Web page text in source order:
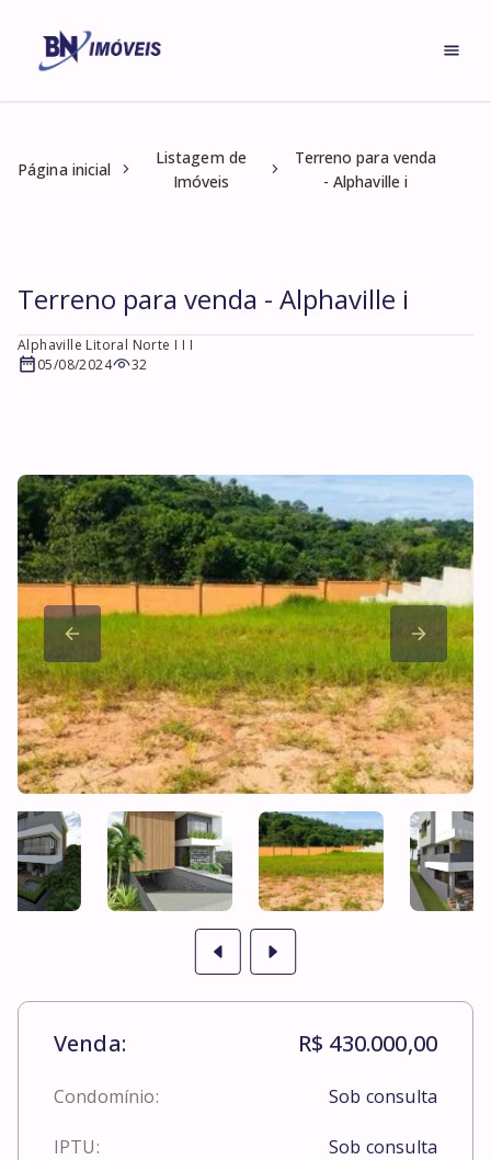
Página inicial
Listagem de
Imóveis
Terreno para venda
- Alphaville i
Terreno para venda - Alphaville i
Alphaville Litoral Norte I I I
05/08/2024
32
Venda: R$ 430.000,00
Condomínio: Sob consulta
IPTU: Sob consulta